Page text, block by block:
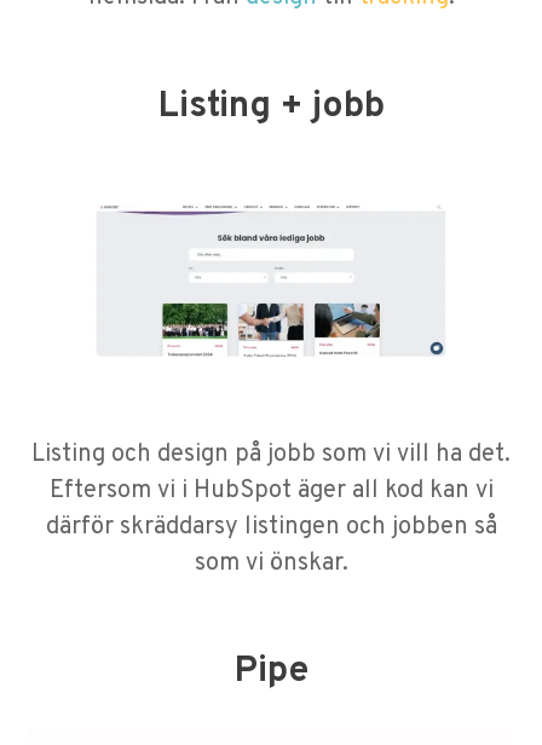
Listing + jobb
Listing och design på jobb som vi vill ha det.
Eftersom vi i HubSpot äger all kod kan vi
därför skräddarsy listingen och jobben så
som vi önskar.
Pipe